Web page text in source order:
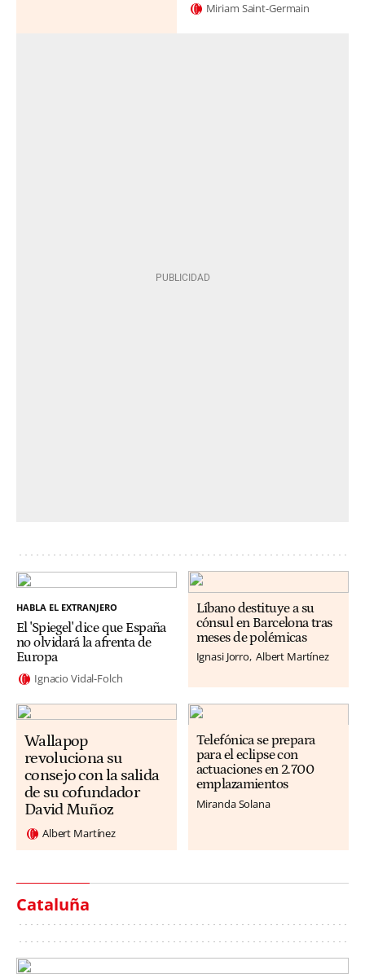
Miriam Saint-Germain
HABLA EL EXTRANJERO
El 'Spiegel' dice que España
no olvidará la afrenta de
Europa
Ignacio Vidal-Folch
Líbano destituye a su
cónsul en Barcelona tras
meses de polémicas
Ignasi Jorro Albert Martínez
Wallapop
revoluciona su
consejo con la salida
de su cofundador
David Muñoz
Albert Martínez
Telefónica se prepara
para el eclipse con
actuaciones en 2.700
emplazamientos
Miranda Solana
Cataluña